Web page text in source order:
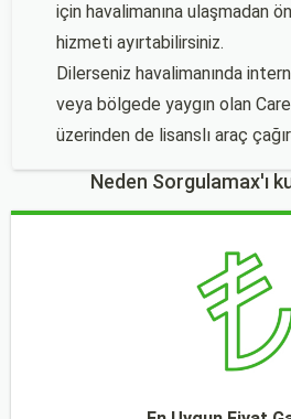
için havalimanına ulaşmadan
hizmeti ayırtabilirsiniz.
Dilerseniz havalimanında
veya bölgede yaygın olan
üzerinden de lisanslı araç
Neden Sorgulamax'ı